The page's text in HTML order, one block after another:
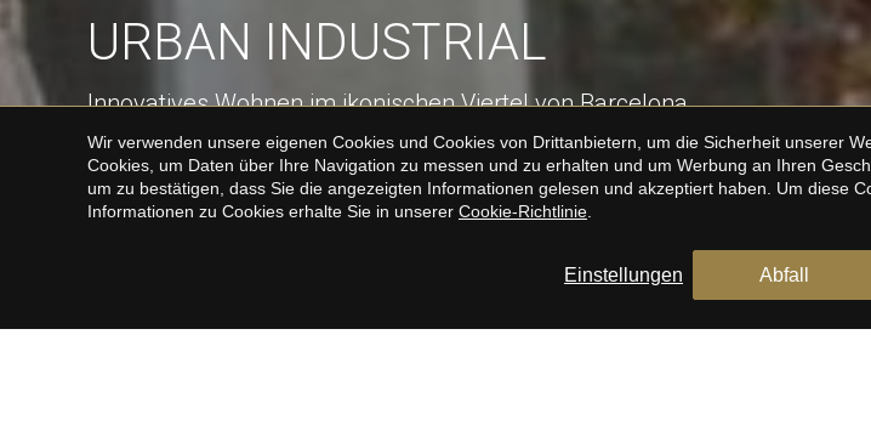
URBAN INDUSTRIAL
Innovatives Wohnen im ikonischen Viertel von Barcelona
Im Herzen des lebhaften Eixample-Viertels, nur wenige Gehminuten von der
Wir verwenden unsere eigenen Cookies und Cookies von Drittanbietern, um die Sicherheit unserer
Cookies, um Daten über Ihre Navigation zu messen und zu erhalten und um Werbung an Ihren
um zu bestätigen, dass Sie die angezeigten Informationen gelesen und akzeptiert haben. Um diese
Informationen zu Cookies erhalte Sie in unserer Cookie-Richtlinie
Einstellungen Abfall